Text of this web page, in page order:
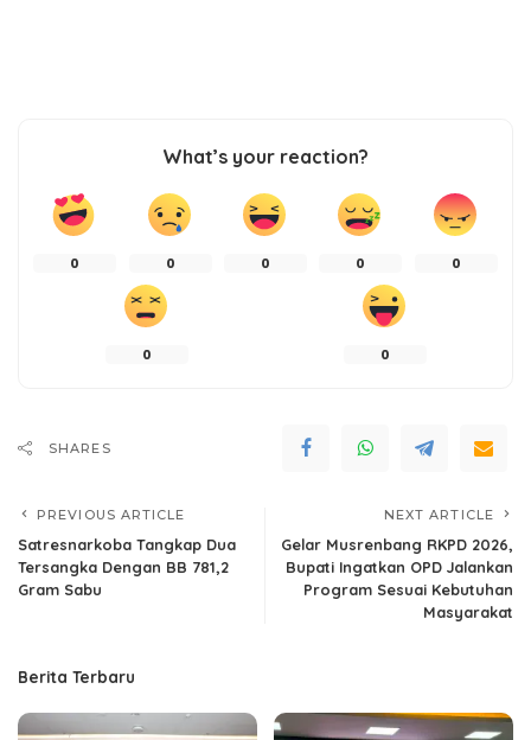
What’s your reaction?
0 0 0 0 0
0 0
SHARES
PREVIOUS ARTICLE
Satresnarkoba Tangkap Dua
Tersangka Dengan BB 781,2
Gram Sabu
NEXT ARTICLE
Gelar Musrenbang RKPD 2026,
Bupati Ingatkan OPD Jalankan
Program Sesuai Kebutuhan
Masyarakat
Berita Terbaru